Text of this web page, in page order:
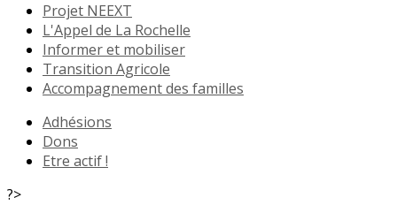
Projet NEEXT
L'Appel de La Rochelle
Informer et mobiliser
Transition Agricole
Accompagnement des familles
Adhésions
Dons
Etre actif !
?>